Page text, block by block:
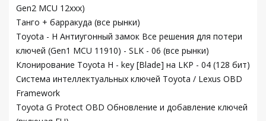
Gen2 MCU 12xxx)
Танго + барракуда (все рынки)
Toyota - H Антиугонный замок Все решения для потери
ключей (Gen1 MCU 11910) - SLK - 06 (все рынки)
Клонирование Toyota H - key [Blade] на LKP - 04 (128 бит)
Система интеллектуальных ключей Toyota / Lexus OBD
Framework
Toyota G Protect OBD Обновление и добавление ключей